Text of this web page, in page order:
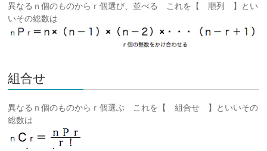
異なるｎ個のものからｒ個選び、並べる これを【 順列 】とい
いその総数は
組合せ
異なるｎ個のものからｒ個選ぶ これを【 組合せ 】といいその
総数は